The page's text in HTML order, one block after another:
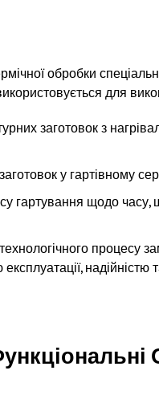
обробки
для
заготовок з
у гартівному
гартування щодо часу,
процесу
надійністю